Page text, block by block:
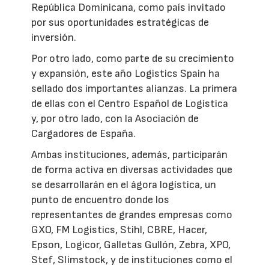
República Dominicana, como país invitado
por sus oportunidades estratégicas de
inversión.
Por otro lado, como parte de su crecimiento
y expansión, este año Logistics Spain ha
sellado dos importantes alianzas. La primera
de ellas con el Centro Español de Logística
y, por otro lado, con la Asociación de
Cargadores de España.
Ambas instituciones, además, participarán
de forma activa en diversas actividades que
se desarrollarán en el ágora logística, un
punto de encuentro donde los
representantes de grandes empresas como
GXO, FM Logistics, Stihl, CBRE, Hacer,
Epson, Logicor, Galletas Gullón, Zebra, XPO,
Stef, Slimstock, y de instituciones como el